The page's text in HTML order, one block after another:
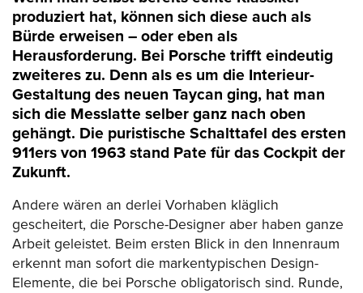
produziert hat, können sich diese auch als
Bürde erweisen – oder eben als
Herausforderung. Bei Porsche trifft eindeutig
zweiteres zu. Denn als es um die Interieur-
Gestaltung des neuen Taycan ging, hat man
sich die Messlatte selber ganz nach oben
gehängt. Die puristische Schalttafel des ersten
911ers von 1963 stand Pate für das Cockpit der
Zukunft.
Andere wären an derlei Vorhaben kläglich
gescheitert, die Porsche-Designer aber haben ganze
Arbeit geleistet. Beim ersten Blick in den Innenraum
erkennt man sofort die markentypischen Design-
Elemente, die bei Porsche obligatorisch sind. Runde,